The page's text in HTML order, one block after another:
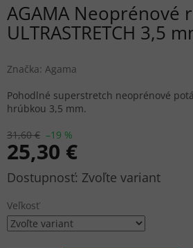
AGAMA Neoprénové
ULTRASTRETCH 3,5
Značka: Agama
31,60 € –19 %
25,30 €
Jednotková
Zvoľte variant
Veľkosť
Pohodlné superstretch neoprénové
hrúbkou 3,5 mm.